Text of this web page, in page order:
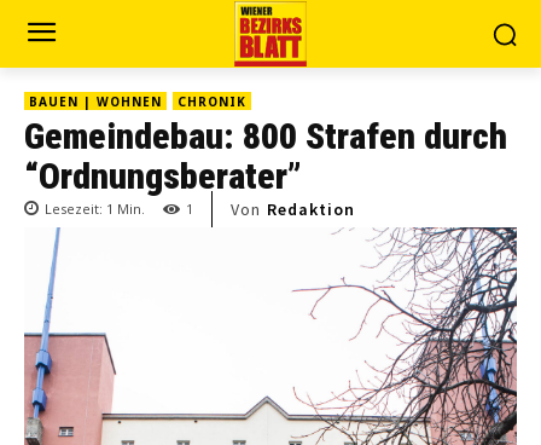
BAUEN | WOHNEN CHRONIK
Gemeindebau: 800 Strafen durch
“Ordnungsberater”
Lesezeit: 1 Min. 1 Von Redaktion